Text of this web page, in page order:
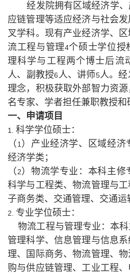
经发院拥有区域经济学
应链管理等适应经济与社会
叉学科。现有产业经济学、
流工程与管理4个硕士学位授
理科学与工程两个博士后流
人、副教授6人、讲师5人。经
理念，积极获取外部智力资
名专家、学者担任兼职教授和
一、申请项目
1. 科学学位硕士：
（ 1 ）产业经济学、区域经济
经济学类；
（ 2）物流学专业：本科主修
科学与工程类、物流管理与
子商务类、交通管理、交通运
2. 专业学位硕士：
物流工程与管理专业：本科
管理科学、信息管理与信息
理、国际商务、物流管理、
购与供应链管理、工业工程